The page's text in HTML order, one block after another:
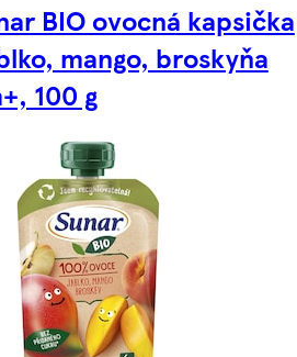
BIO ovocná kapsička
mango, broskyňa
100 g